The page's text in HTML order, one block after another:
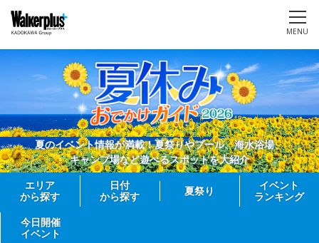
MENU
夏のイベント情報が満載！夏祭りやプール、海水浴場、
キャンプ場など遊べるスポットを大紹介
エリア
から探す
日付
から探す
夏祭り
イベント
ランキング
今日開催
イベント